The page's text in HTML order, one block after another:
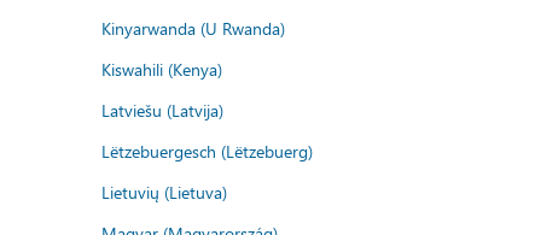
Kinyarwanda (U Rwanda)
Kiswahili (Kenya)
Latviešu (Latvija)
Lëtzebuergesch (Lëtzebuerg)
Lietuvių (Lietuva)